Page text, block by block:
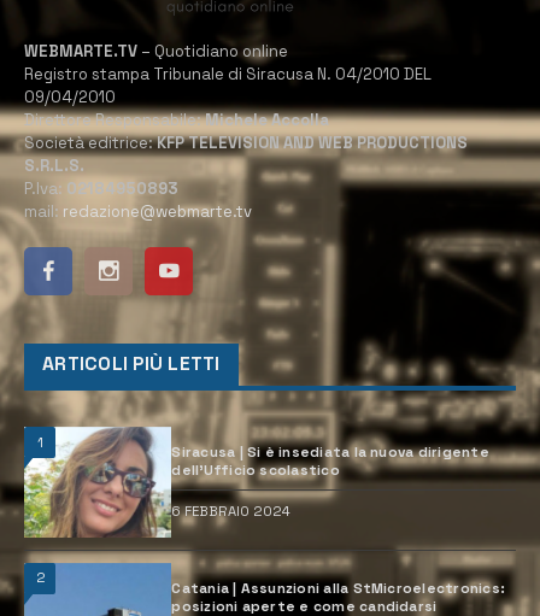
WEBMARTE.TV – Quotidiano online
Registro stampa Tribunale di Siracusa N. 04/2010 DEL
09/04/2010
Direttore Responsabile:Michele Accolla
Società editrice:KFP TELEVISION AND WEB PRODUCTIONS
S.R.L.S.
P.Iva: 02184950893
mail: redazione@webmarte.tv
ARTICOLI PIÙ LETTI
1
Siracusa | Si è insediata la nuova dirigente
dell’Ufficio scolastico
6 FEBBRAIO 2024
2
Catania | Assunzioni alla StMicroelectronics:
posizioni aperte e come candidarsi